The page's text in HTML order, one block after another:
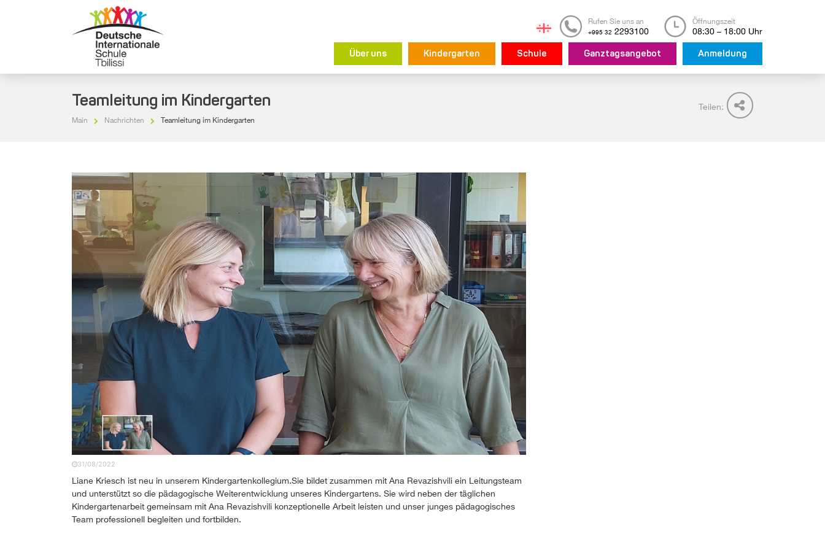
Rufen Sie uns an
+995 32 2293100
Öffnungszeit
08:30 – 18:00 Uhr
Über uns Kindergarten Schule Ganztagsangebot Anmeldung
Teamleitung im Kindergarten
Main Nachrichten Teamleitung im Kindergarten
Teilen:
31/08/2022
Liane Kriesch ist neu in unserem Kindergartenkollegium.Sie bildet zusammen mit Ana Revazishvili ein Leitungsteam
und unterstützt so die pädagogische Weiterentwicklung unseres Kindergartens. Sie wird neben der täglichen
Kindergartenarbeit gemeinsam mit Ana Revazishvili konzeptionelle Arbeit leisten und unser junges pädagogisches
Team professionell begleiten und fortbilden.